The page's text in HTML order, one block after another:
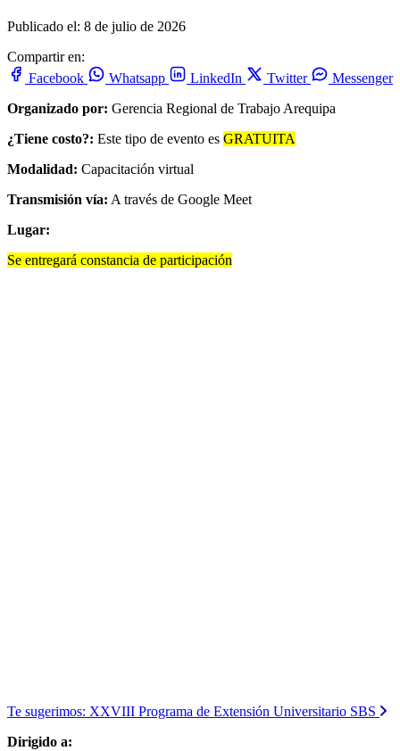
Publicado el: 8 de julio de 2026
Compartir en:
Facebook
Whatsapp LinkedIn Twitter
Messenger
Organizado por: Gerencia Regional de Trabajo Arequipa
¿Tiene costo?: Este tipo de evento es GRATUITA
Modalidad: Capacitación virtual
Transmisión vía: A través de Google Meet
Lugar:
Se entregará constancia de participación
Te sugerimos: XXVIII Programa de Extensión Universitario SBS
Dirigido a: